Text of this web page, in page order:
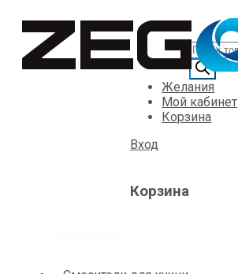
Желания
Мой кабинет
Корзина
Вход
Корзина